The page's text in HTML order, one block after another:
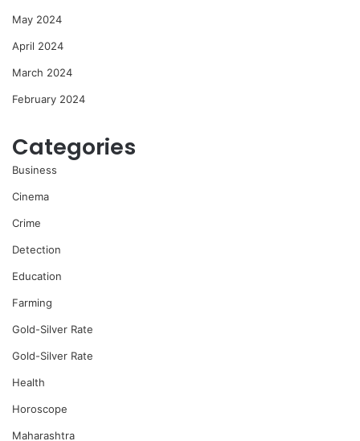
May 2024
April 2024
March 2024
February 2024
Categories
Business
Cinema
Crime
Detection
Education
Farming
Gold-Silver Rate
Gold-Silver Rate
Health
Horoscope
Maharashtra